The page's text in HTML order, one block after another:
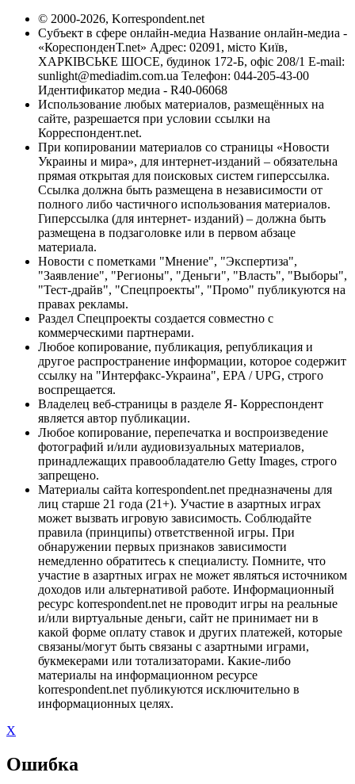
© 2000-2026, Korrespondent.net
Субъект в сфере онлайн-медиа Название онлайн-медиа -
«КореспонденТ.net» Адрес: 02091, місто Київ,
ХАРКІВСЬКЕ ШОСЕ, будинок 172-Б, офіс 208/1 E-mail:
sunlight@mediadim.com.ua Телефон: 044-205-43-00
Идентификатор медиа - R40-06068
Использование любых материалов, размещённых на
сайте, разрешается при условии ссылки на
Корреспондент.net.
При копировании материалов со страницы «Новости
Украины и мира», для интернет-изданий – обязательна
прямая открытая для поисковых систем гиперссылка.
Ссылка должна быть размещена в независимости от
полного либо частичного использования материалов.
Гиперссылка (для интернет- изданий) – должна быть
размещена в подзаголовке или в первом абзаце
материала.
Новости с пометками "Мнение", "Экспертиза",
"Заявление", "Регионы", "Деньги", "Власть", "Выборы",
"Тест-драйв", "Спецпроекты", "Промо" публикуются на
правах рекламы.
Раздел Спецпроекты создается совместно с
коммерческими партнерами.
Любое копирование, публикация, републикация и
другое распространение информации, которое содержит
ссылку на "Интерфакс-Украина", EPA / UPG, строго
воспрещается.
Владелец веб-страницы в разделе Я- Корреспондент
является автор публикации.
Любое копирование, перепечатка и воспроизведение
фотографий и/или аудиовизуальных материалов,
принадлежащих правообладателю Getty Images, строго
запрещено.
Материалы сайта korrespondent.net предназначены для
лиц старше 21 года (21+). Участие в азартных играх
может вызвать игровую зависимость. Соблюдайте
правила (принципы) ответственной игры. При
обнаружении первых признаков зависимости
немедленно обратитесь к специалисту. Помните, что
участие в азартных играх не может являться источником
доходов или альтернативой работе. Информационный
ресурс korrespondent.net не проводит игры на реальные
и/или виртуальные деньги, сайт не принимает ни в
какой форме оплату ставок и других платежей, которые
связаны/могут быть связаны с азартными играми,
букмекерами или тотализаторами. Какие-либо
материалы на информационном ресурсе
korrespondent.net публикуются исключительно в
информационных целях.
X
Ошибка